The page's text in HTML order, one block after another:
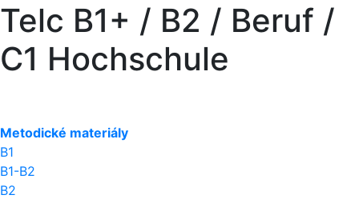
Telc B1+ / B2 / Beruf /
C1 Hochschule
Metodické materiály
B1
B1-B2
B2